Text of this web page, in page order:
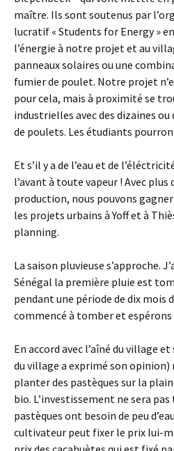
maître. Ils sont soutenus par
lucratif « Students for Energy »
l’énergie à notre projet et au
panneaux solaires ou une
fumier de poulet. Notre projet
pour cela, mais à proximité se
industrielles avec des dizaines
de poulets. Les étudiants
Et s’il y a de l’eau et de
l’avant à toute vapeur ! Avec
production, nous pouvons
les projets urbains à Yoff et à
planning.
La saison pluvieuse s’approche.
Sénégal la première pluie est
pendant une période de dix mois
commencé à tomber et espérons
En accord avec l’aîné du village
du village a exprimé son opinion)
planter des pastèques sur la
bio. L’investissement ne sera
pastèques ont besoin de peu
cultivateur peut fixer le prix lui-